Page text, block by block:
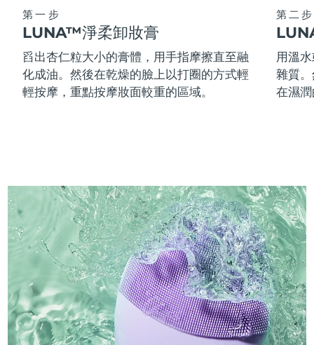
第一步
LUNA™淨柔卸妝膏
舀出杏仁粒大小的膏體，用手指摩擦直至融
化成油。然後在乾燥的臉上以打圈的方式輕
輕按摩，重點按摩妝面較重的區域。
第二步
用溫
雜質
在濕